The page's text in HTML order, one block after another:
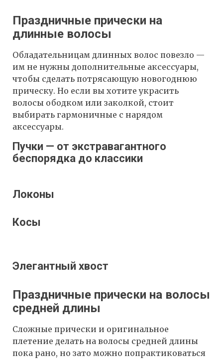
Праздничные прически на
длинные волосы
Обладательницам длинных волос повезло —
им не нужны дополнительные аксессуары,
чтобы сделать потрясающую новогоднюю
прическу. Но если вы хотите украсить
волосы ободком или заколкой, стоит
выбирать гармоничные с нарядом
аксессуары.
Пучки — от экстравагантного
беспорядка до классики
Локоны
Косы
Элегантный хвост
Праздничные прически на волосы
средней длины
Сложные прически и оригинальное
плетение делать на волосы средней длины
пока рано, но зато можно попрактиковаться